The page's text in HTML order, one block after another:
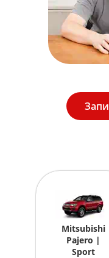
Mitsubishi
Pajero |
Sport